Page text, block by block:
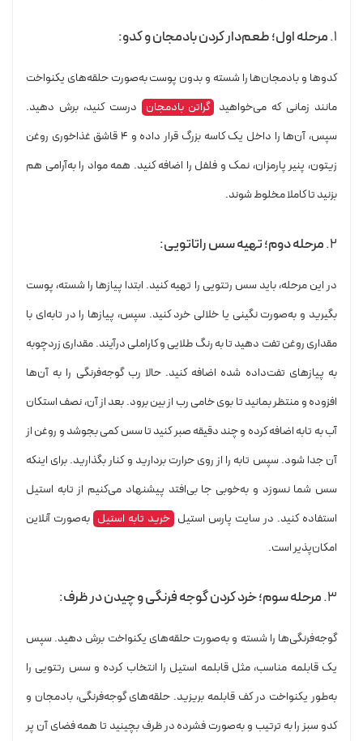
۱. مرحله اول؛ طعم‌دار کردن بادمجان و کدو:
کدوها و بادمجان‌ها را شسته و بدون پوست به‌صورت حلقه‌های یکنواخت
مانند زمانی که می‌خواهید گراتن بادمجان
درست کنید، برش دهید.
سپس، آن‌ها را داخل یک کاسه بزرگ قرار داده و ۴ قاشق غذاخوری روغن
زیتون، پنیر پارمزان، نمک و فلفل را اضافه کنید. همه مواد را به‌آرامی هم
بزنید تا کاملا مخلوط شوند.
۲. مرحله دوم؛ تهیه سس راتاتویی:
در این مرحله، باید سس رتتویی را تهیه کنید. ابتدا پیازها را شسته، پوست
بگیرید و به‌صورت نگینی یا خلالی خرد کنید. سپس، پیازها را در تابه‌ای با
مقداری روغن تفت دهید تا به رنگ طلایی و کاراملی درآیند. مقداری زردچوبه
به پیازهای تفت‌داده شده اضافه کنید. حالا رب گوجه‌فرنگی را به آن‌ها
افزوده و منتظر بمانید تا بوی خامی رب از بین برود. بعد از آن، نصف استکان
آب به تابه اضافه کرده و چند دقیقه صبر کنید تا سس کمی بجوشد و روغن از
آن جدا شود. سپس تابه را از روی حرارت بردارید و کنار بگذارید. برای اینکه
سس شما نسوزد و به‌خوبی جا بی‌افتد پیشنهاد می‌کنیم از تابه استیل
استفاده کنید. در سایت پارس استیل خرید تابه استیل به‌صورت آنلاین
امکان‌پذیر است.
۳. مرحله سوم؛ خرد کردن گوجه فرنگی و چیدن در ظرف:
گوجه‌فرنگی‌ها را شسته و به‌صورت حلقه‌های یکنواخت برش دهید. سپس
یک قابلمه مناسب، مثل قابلمه استیل را انتخاب کرده و سس رتتویی را
به‌طور یکنواخت در کف قابلمه بریزید. حلقه‌های گوجه‌فرنگی، بادمجان و
کدو سبز را به ترتیب و به‌صورت فشرده در ظرف بچینید تا همه فضای آن پر